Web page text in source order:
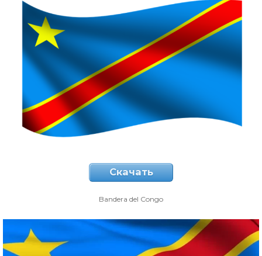
Скачать
Bandera del Congo